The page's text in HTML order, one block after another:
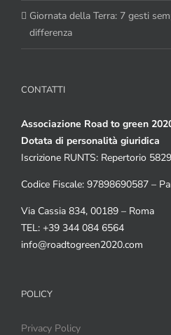
Giornata della Terra: 7 gesti
differenza
CONTATTI
Associazione Road to green
Dotata di personalità giuridica
Iscrizione RUNTS: Repertorio
Codice Fiscale: 97898690587 –
Via Cassia 834, 00189 – Roma
TEL: +39 344 084 6564
info@roadtogreen2020.com
POLICY
Privacy Policy